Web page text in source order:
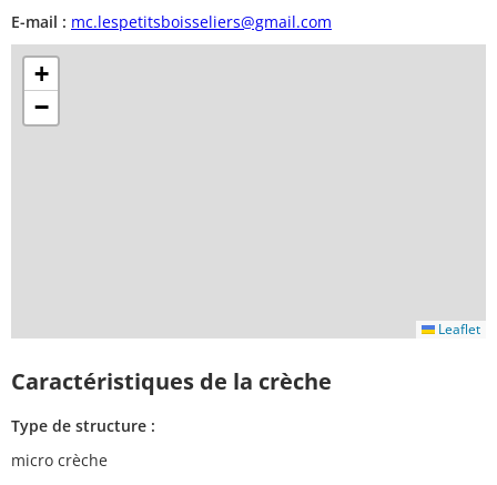
E-mail : mc.lespetitsboisseliers@gmail.com
+
−
Leaflet
Caractéristiques de la crèche
Type de structure :
micro crèche